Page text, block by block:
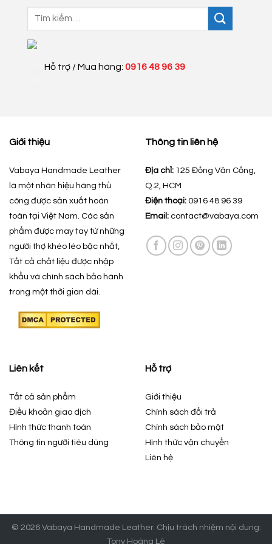
Hỗ trợ / Mua hàng: 0916 48 96 39
Giới thiệu
Vabaya Handmade Leather
là một nhãn hiệu hàng thủ
công được sản xuất hoàn
toàn tại Việt Nam. Các sản
phẩm được may tay từ những
người thợ khéo léo bậc nhất,
Tất cả chất liệu được nhập
khẩu và chính sách bảo hành
trong một thời gian dài.
Thông tin liên hệ
Địa chỉ: 125 Đồng Văn Cống,
Q.2, HCM
Điện thoại: 0916 48 96 39
Email: contact@vabaya.com
Liên kết
Tất cả sản phẩm
Điều khoản giao dịch
Hình thức thanh toán
Thông tin người tiêu dùng
Hỗ trợ
Giới thiệu
Chính sách đổi trả
Chính sách bảo mật
Hình thức vận chuyển
Liên hệ
© 2026 Vabaya Handmade Leather. Chịu trách nhiệm nội dung:
Tony Hoàng Lê